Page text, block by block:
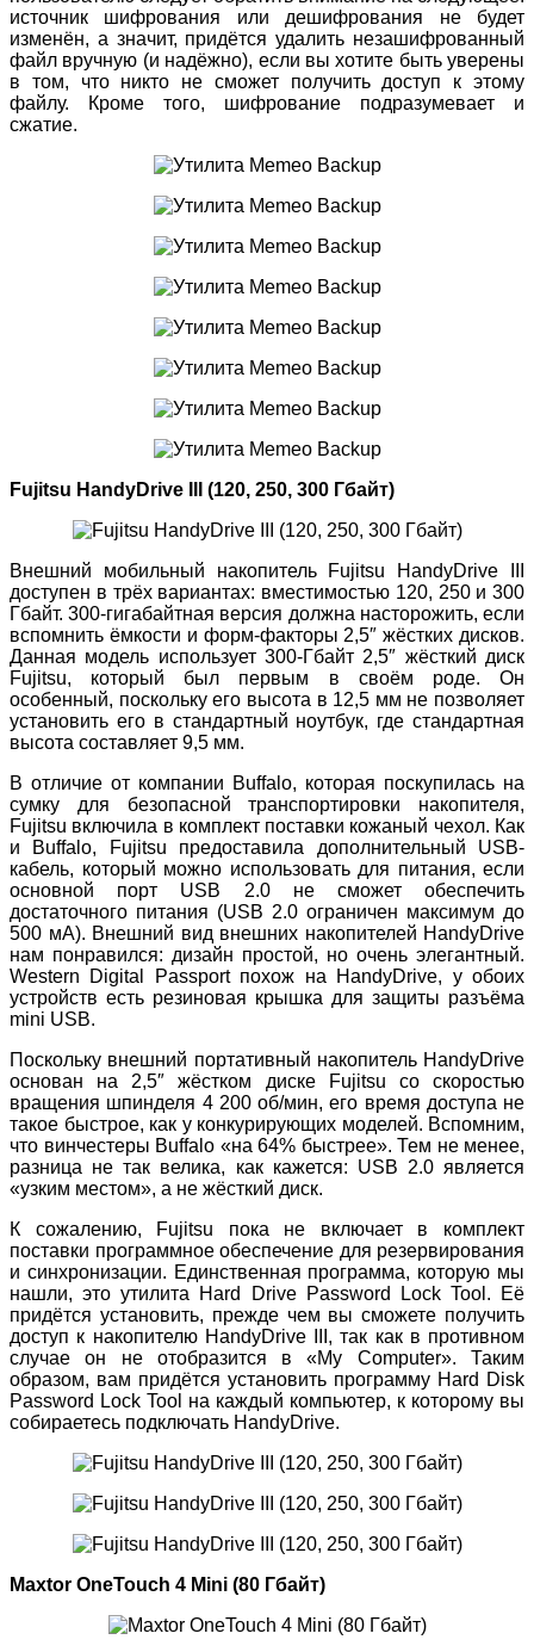
источник шифрования или дешифрования не будет
изменён, а значит, придётся удалить незашифрованный
файл вручную (и надёжно), если вы хотите быть уверены
в том, что никто не сможет получить доступ к этому
файлу. Кроме того, шифрование подразумевает и
сжатие.
Fujitsu HandyDrive III (120, 250, 300 Гбайт)
Внешний мобильный накопитель Fujitsu HandyDrive III
доступен в трёх вариантах: вместимостью 120, 250 и 300
Гбайт. 300-гигабайтная версия должна насторожить, если
вспомнить ёмкости и форм-факторы 2,5″ жёстких дисков.
Данная модель использует 300-Гбайт 2,5″ жёсткий диск
Fujitsu, который был первым в своём роде. Он
особенный, поскольку его высота в 12,5 мм не позволяет
установить его в стандартный ноутбук, где стандартная
высота составляет 9,5 мм.
В отличие от компании Buffalo, которая поскупилась на
сумку для безопасной транспортировки накопителя,
Fujitsu включила в комплект поставки кожаный чехол. Как
и Buffalo, Fujitsu предоставила дополнительный USB-
кабель, который можно использовать для питания, если
основной порт USB 2.0 не сможет обеспечить
достаточного питания (USB 2.0 ограничен максимум до
500 мА). Внешний вид внешних накопителей HandyDrive
нам понравился: дизайн простой, но очень элегантный.
Western Digital Passport похож на HandyDrive, у обоих
устройств есть резиновая крышка для защиты разъёма
mini USB.
Поскольку внешний портативный накопитель HandyDrive
основан на 2,5″ жёстком диске Fujitsu со скоростью
вращения шпинделя 4 200 об/мин, его время доступа не
такое быстрое, как у конкурирующих моделей. Вспомним,
что винчестеры Buffalo «на 64% быстрее». Тем не менее,
разница не так велика, как кажется: USB 2.0 является
«узким местом», а не жёсткий диск.
К сожалению, Fujitsu пока не включает в комплект
поставки программное обеспечение для резервирования
и синхронизации. Единственная программа, которую мы
нашли, это утилита Hard Drive Password Lock Tool. Её
придётся установить, прежде чем вы сможете получить
доступ к накопителю HandyDrive III, так как в противном
случае он не отобразится в «My Computer». Таким
образом, вам придётся установить программу Hard Disk
Password Lock Tool на каждый компьютер, к которому вы
собираетесь подключать HandyDrive.
Maxtor OneTouch 4 Mini (80 Гбайт)